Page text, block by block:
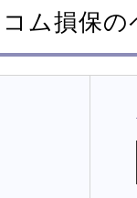
ム損保の